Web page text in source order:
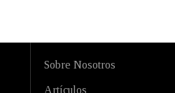
Sobre Nosotros
Artículos